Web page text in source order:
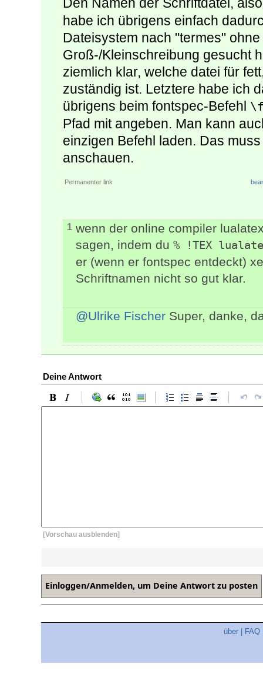
Den Namen der Schriftdatei,
habe ich übrigens einfach
Dateisystem nach "termes"
Groß-/Kleinschreibung gesucht
ziemlich klar, welche datei für
zuständig ist. Letztere habe ich
übrigens beim fontspec-Befehl
Pfad mit angeben. Man kann
einzigen Befehl laden. Das
anschauen.
Permanenter link
1 wenn der online compiler
sagen, indem du % !TEX
er (wenn er fontspec entdeckt)
Schriftnamen nicht so gut klar.
@Ulrike Fischer Super, danke,
Deine Antwort
[Vorschau ausblenden]
über FAQ